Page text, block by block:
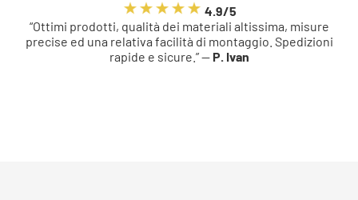
4.9/5
“Ottimi prodotti, qualità dei materiali altissima, misure
precise ed una relativa facilità di montaggio. Spedizioni
rapide e sicure.” — P. Ivan